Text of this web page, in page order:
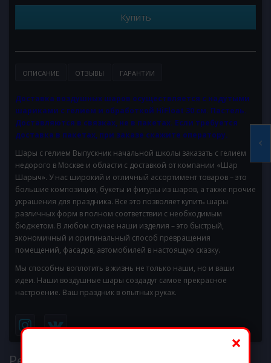
Купить
ОПИСАНИЕ ОТЗЫВЫ ГАРАНТИИ
Доставка воздушных шаров осуществляется с надутыми
шариками с гелием и обработкой HiFloat 30 см. Пастель.
Доставляются в связках, не в пакетах. Если требуется
доставка в пакетах, при заказе скажите оператору.
Шары с гелием Выпускник начальной школы заказать с гелием
недорого в Москве и области с доставкой от компании «Шар
Шарыч». У нас широкий и отличный ассортимент товаров – это
большие композиции, букеты и фигуры из шаров, а также прочие
украшения для праздника. Все это позволяет купить шары
различных форм в полном соответствии с необходимым
бюджетом. В любом случае наши изделия – это быстрый,
экономичный и оригинальный способ превращения
помещений, фасадов, автомобилей в настоящую сказку.
Мы способны воплотить в жизнь не только наши, но и ваши
идеи. Наши воздушные шары создадут самое прекрасное
настроение. Ваш праздник в опытных руках.
×